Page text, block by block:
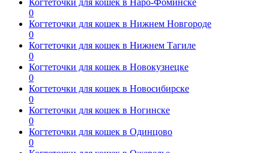
Когтеточки для кошек в Наро-Фоминске
0
Когтеточки для кошек в Нижнем Новгороде
0
Когтеточки для кошек в Нижнем Тагиле
0
Когтеточки для кошек в Новокузнецке
0
Когтеточки для кошек в Новосибирске
0
Когтеточки для кошек в Ногинске
0
Когтеточки для кошек в Одинцово
0